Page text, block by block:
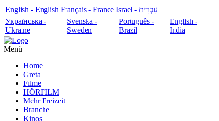
English - English Français - France
עִבְרִית - Israel
Українська -
Ukraine
Svenska -
Sweden
Português -
Brazil
English -
India
Menü
Home
Greta
Filme
HÖRFILM
Mehr Freizeit
Branche
Kinos